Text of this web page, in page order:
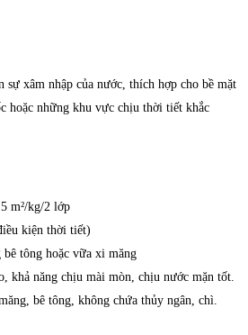
sự xâm nhập của nước, thích hợp cho bề mặt
hoặc những khu vực chịu thời tiết khắc
m²/kg/2 lớp
kiện thời tiết)
tông hoặc vữa xi măng
khả năng chịu mài mòn, chịu nước mặn tốt.
bê tông, không chứa thủy ngân, chì.